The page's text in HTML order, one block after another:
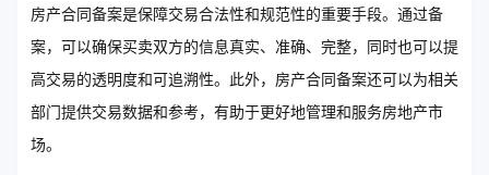
房产合同备案是保障交易合法性和规范性的重要手段。通过备
案，可以确保买卖双方的信息真实、准确、完整，同时也可以提
高交易的透明度和可追溯性。此外，房产合同备案还可以为相关
部门提供交易数据和参考，有助于更好地管理和服务房地产市
场。